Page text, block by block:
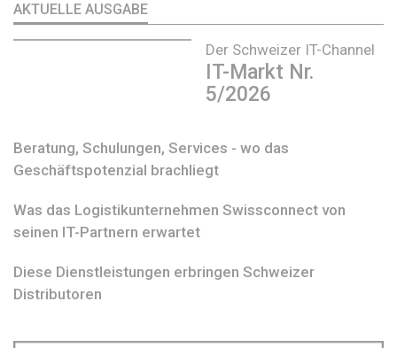
AKTUELLE AUSGABE
Der Schweizer IT-Channel
IT-Markt Nr.
5/2026
Beratung, Schulungen, Services - wo das
Geschäftspotenzial brachliegt
Was das Logistikunternehmen Swissconnect von
seinen IT-Partnern erwartet
Diese Dienstleistungen erbringen Schweizer
Distributoren